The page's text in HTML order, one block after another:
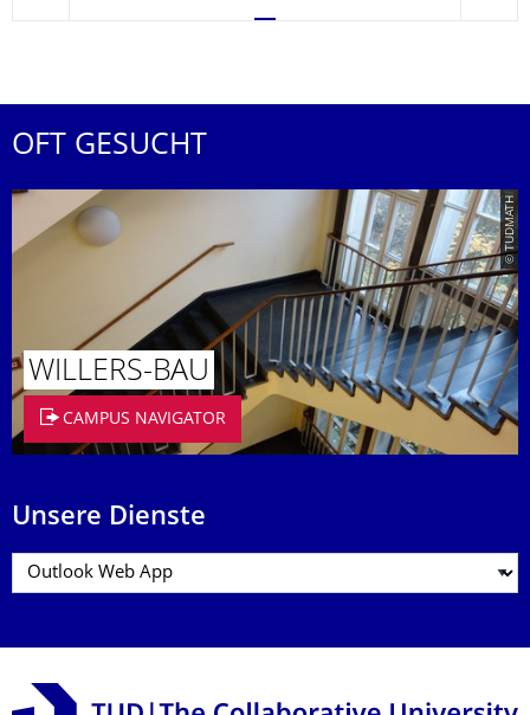
OFT GESUCHT
© TUDMATH
WILLERS-BAU
CAMPUS NAVIGATOR
Unsere Dienste